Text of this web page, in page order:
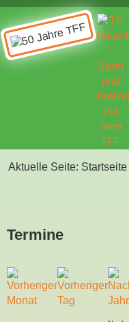
Aktuelle Seite: Startseite
Termine